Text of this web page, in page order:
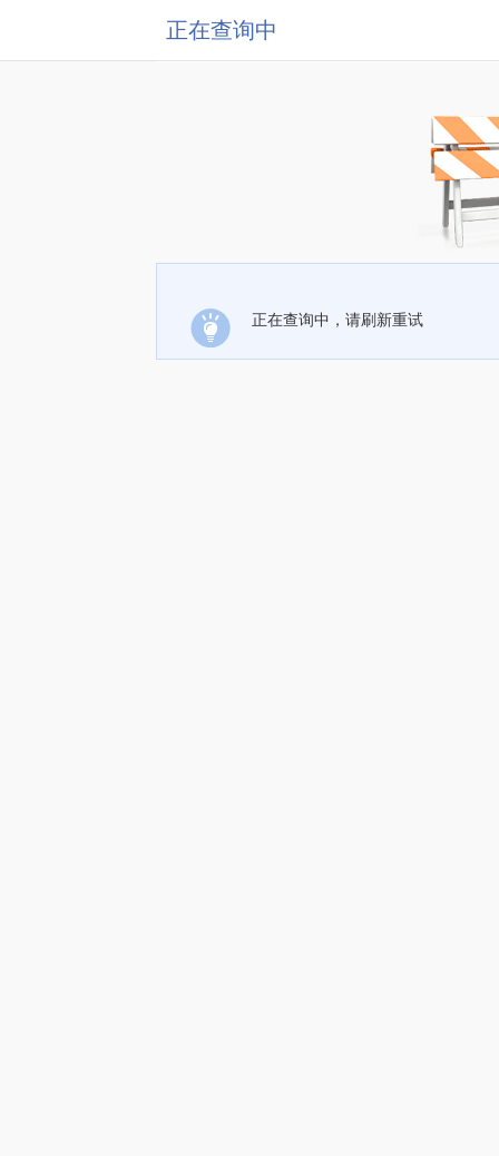
正在查询中
正在查询中，请刷新重试